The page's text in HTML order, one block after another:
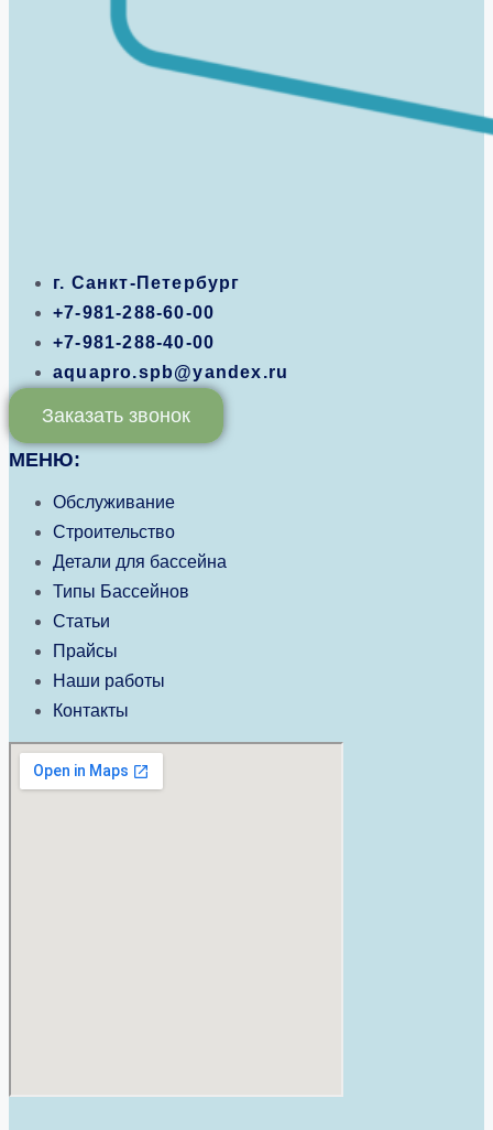
г. Санкт-Петербург
+7-981-288-60-00
+7-981-288-40-00
aquapro.spb@yandex.ru
Заказать звонок
МЕНЮ:
Обслуживание
Строительство
Детали для бассейна
Типы Бассейнов
Статьи
Прайсы
Наши работы
Контакты